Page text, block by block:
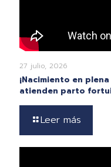
27 julio, 2026
¡Nacimiento en
atienden parto
Leer más